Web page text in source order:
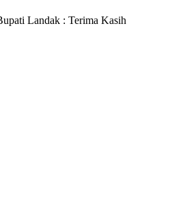
Landak : Terima Kasih